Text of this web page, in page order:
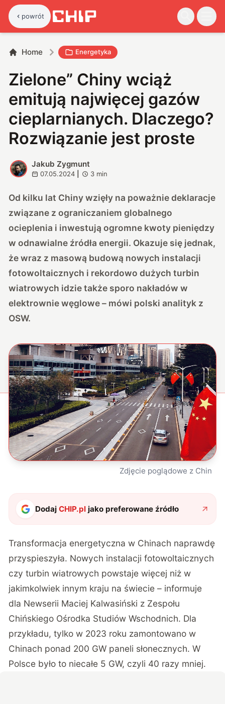
powrót
Home Energetyka
Zielone” Chiny wciąż
emitują najwięcej gazów
cieplarnianych. Dlaczego?
Rozwiązanie jest proste
J
Jakub Zygmunt
07.05.2024 3 min
Od kilku lat Chiny wzięły na poważnie deklaracje
związane z ograniczaniem globalnego
ocieplenia i inwestują ogromne kwoty pieniędzy
w odnawialne źródła energii. Okazuje się jednak,
że wraz z masową budową nowych instalacji
fotowoltaicznych i rekordowo dużych turbin
wiatrowych idzie także sporo nakładów w
elektrownie węglowe – mówi polski analityk z
OSW.
Zdjęcie poglądowe z Chin
DodajCHIP.pl jako preferowane źródło
Transformacja energetyczna w Chinach naprawdę
przyspieszyła. Nowych instalacji fotowoltaicznych
czy turbin wiatrowych powstaje więcej niż w
jakimkolwiek innym kraju na świecie – informuje
dla Newserii Maciej Kalwasiński z Zespołu
Chińskiego Ośrodka Studiów Wschodnich. Dla
przykładu, tylko w 2023 roku zamontowano w
Chinach ponad 200 GW paneli słonecznych. W
Polsce było to niecałe 5 GW, czyli 40 razy mniej.